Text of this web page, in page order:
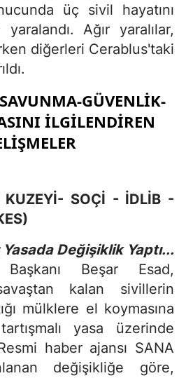
üç sivil hayatını
Ağır yaralılar,
diğerleri Cerablus'taki
GÜVENLİK-
İLGİLENDİREN
KUZEYİ- SOÇİ - İDLİB -
Yasada Değişiklik Yaptı...
Beşar Esad,
kalan sivillerin
mülklere el koymasına
yasa üzerinde
haber ajansı SANA
değişikliğe göre,